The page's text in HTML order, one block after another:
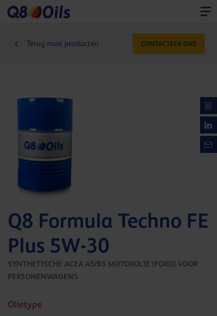
Terug naar producten CONTACTEER ONS
Q8 Formula Techno FE
Plus 5W-30
SYNTHETISCHE ACEA A5/B5 MOTOROLIE (FORD) VOOR
PERSONENWAGENS
Olietype